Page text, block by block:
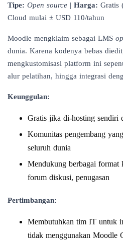
Tipe: Open source | Harga: Gratis
Cloud mulai ± USD 110/tahun
Moodle mengklaim sebagai LMS
dunia. Karena kodenya bebas
mengkustomisasi platform ini
alur pelatihan, hingga integrasi
Keunggulan:
Gratis jika di-hosting sendiri
Komunitas pengembang
seluruh dunia
Mendukung berbagai
forum diskusi, penugasan
Pertimbangan:
Membutuhkan tim IT untuk
tidak menggunakan Moodle